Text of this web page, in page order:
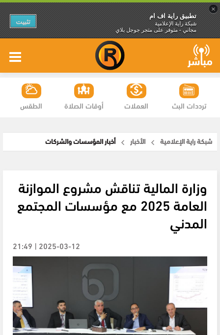
×
تطبيق راية اف ام
شبكة راية الإعلامية
مجاني - متوفر على متجر جوجل بلاي
تثبيت
الطقس أوقات الصلاة العملات ترددات البث
شبكة راية الإعلامية الأخبار أخبار المؤسسات والشركات
وزارة المالية تناقش مشروع الموازنة
العامة 2025 مع مؤسسات المجتمع
المدني
2025-03-12 | 21:49